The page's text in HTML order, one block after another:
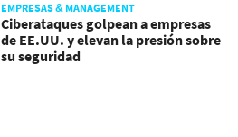
EMPRESAS & MANAGEMENT
Ciberataques golpean a empresas
de EE.UU. y elevan la presión sobre
su seguridad